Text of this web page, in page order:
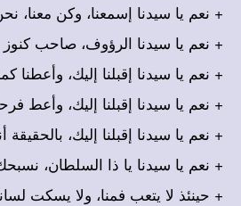
+ نعم يا سيدنا إسمعنا، وكن
+ نعم يا سيدنا الرؤوف، صاحب كنوز
+ نعم يا سيدنا إقبلنا إليك،
+ نعم يا سيدنا إقبلنا إليك، وأعط
+ نعم يا سيدنا إقبلنا إليك،
+ نعم يا سيدنا يا ذا السلطان،
+ حينئذ لا يتعب فمنا، ولا يسكت